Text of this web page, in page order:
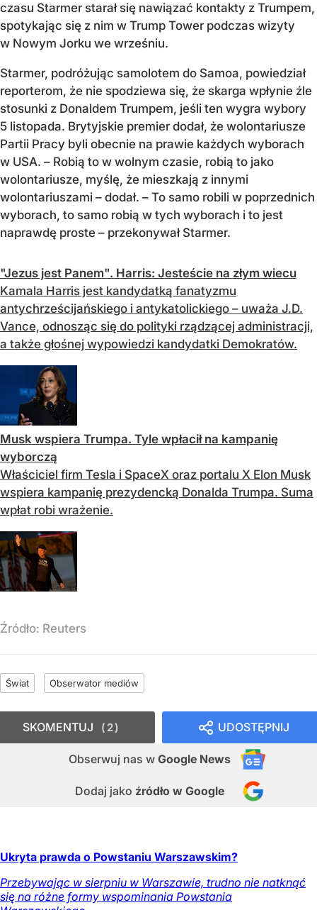
czasu Starmer starał się nawiązać kontakty z Trumpem,
spotykając się z nim w Trump Tower podczas wizyty
w Nowym Jorku we wrześniu.
Starmer, podróżując samolotem do Samoa, powiedział
reporterom, że nie spodziewa się, że skarga wpłynie źle
stosunki z Donaldem Trumpem, jeśli ten wygra wybory
5 listopada. Brytyjskie premier dodał, że wolontariusze
Partii Pracy byli obecnie na prawie każdych wyborach
w USA. – Robią to w wolnym czasie, robią to jako
wolontariusze, myślę, że mieszkają z innymi
wolontariuszami – dodał. – To samo robili w poprzednich
wyborach, to samo robią w tych wyborach i to jest
naprawdę proste – przekonywał Starmer.
"Jezus jest Panem". Harris: Jesteście na złym wiecu
Kamala Harris jest kandydatką fanatyzmu
antychrześcijańskiego i antykatolickiego – uważa J.D.
Vance, odnosząc się do polityki rządzącej administracji,
a także głośnej wypowiedzi kandydatki Demokratów.
Musk wspiera Trumpa. Tyle wpłacił na kampanię
wyborczą
Właściciel firm Tesla i SpaceX oraz portalu X Elon Musk
wspiera kampanię prezydencką Donalda Trumpa. Suma
wpłat robi wrażenie.
Źródło: Reuters
Świat Obserwator mediów
UDOSTĘPNIJ
Obserwuj nas w Google News
Dodaj jako źródło w Google
SKOMENTUJ 2
Ukryta prawda o Powstaniu Warszawskim?
Przebywając w sierpniu w Warszawie, trudno nie natknąć
się na różne formy wspominania Powstania